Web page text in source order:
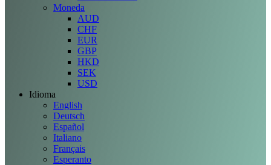
Moneda
AUD
CHF
EUR
GBP
HKD
SEK
USD
Idioma
English
Deutsch
Español
Italiano
Français
Esperanto